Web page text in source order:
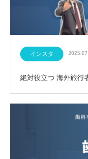
インスタ
絶対役立つ 海外旅行